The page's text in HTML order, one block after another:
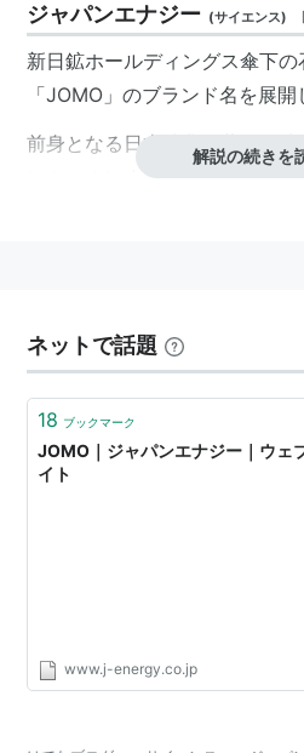
ジャパンエナジー (サイエンス)
新日鉱ホールディングス傘下の
「JOMO 」のブランド名を展開
前身となる 日本鉱業や共同石油
まで遡れる。
のレインズインターナショナル
2010年7月1日、合併により「
式会社」となった。
解説の続きを
ネットで話題
18 ブックマーク
JOMO｜ジャパンエナジー｜ウェ
イト
www.j-energy.co.jp